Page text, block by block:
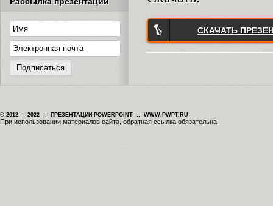
СКАЧАТЬ
© 2012 — 2022 :: ПРЕЗЕНТАЦИИ POWERPOINT :: WWW.PWPT.RU
При использовании материалов сайта, обратная ссылка обязательна